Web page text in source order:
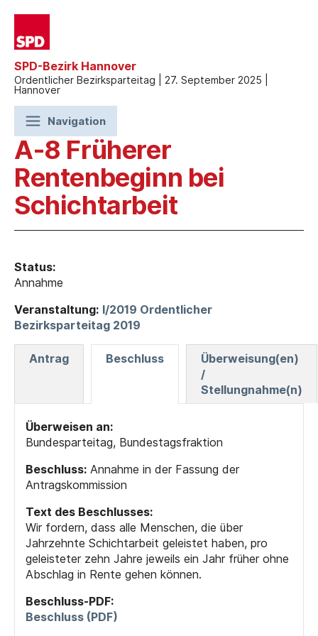
SPD-Bezirk Hannover
Ordentlicher Bezirksparteitag | 27. September 2025 |
Hannover
Navigation
A-8 Früherer
Rentenbeginn bei
Schichtarbeit
Status:
Annahme
Veranstaltung: I/2019 Ordentlicher
Bezirksparteitag 2019
Antrag Beschluss
Überweisung(en)
/
Stellungnahme(n)
Überweisen an:
Bundesparteitag, Bundestagsfraktion
Beschluss: Annahme in der Fassung der
Antragskommission
Text des Beschlusses:
Wir fordern, dass alle Menschen, die über
Jahrzehnte Schichtarbeit geleistet haben, pro
geleisteter zehn Jahre jeweils ein Jahr früher ohne
Abschlag in Rente gehen können.
Beschluss-PDF:
Beschluss (PDF)